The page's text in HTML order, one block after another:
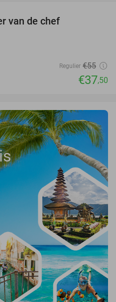
van de chef
Regulier €55
€37,50